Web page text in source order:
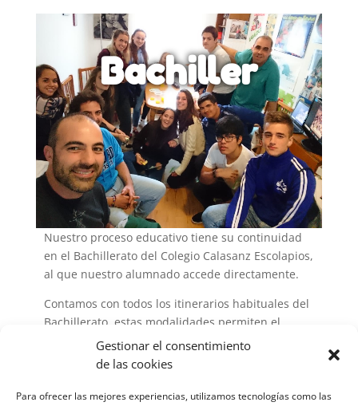
Gestionar el consentimiento
de las cookies
Para ofrecer las mejores experiencias, utilizamos tecnologías como las
Bachiller
Nuestro proceso educativo tiene su continuidad
en el Bachillerato del Colegio Calasanz Escolapios,
al que nuestro alumnado accede directamente.
Contamos con todos los itinerarios habituales del
Bachillerato, estas modalidades permiten el
acceso a todos los Estudios Universitarios y ciclos
formativos de Grado Superior.